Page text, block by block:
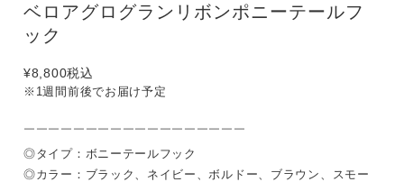
ベロアグログランリボンポニーテールフ
ック
¥8,800税込
※1週間前後でお届け予定
￣￣￣￣￣￣￣￣￣￣￣￣￣￣￣￣￣￣
◎タイプ：ボニーテールフック
◎カラー：ブラック、ネイビー、ボルドー、ブラウン、スモー